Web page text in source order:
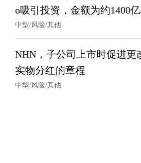
o吸引投资，金额为约1400
中型/风险/其他
NHN，子公司上市时促进更
实物分红的章程
中型/风险/其他